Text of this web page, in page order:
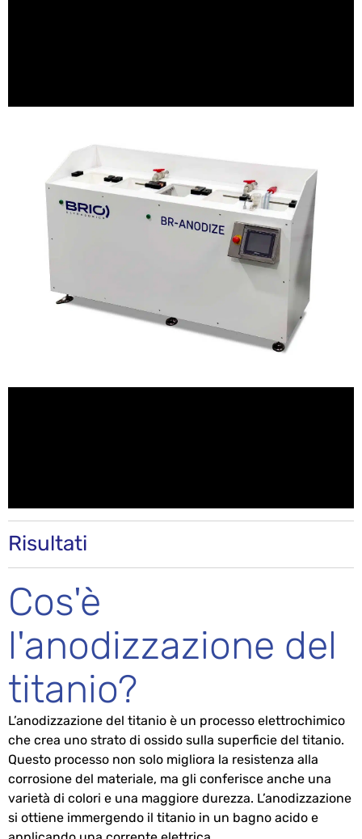
Risultati
Cos'è
l'anodizzazione del
titanio?
L’anodizzazione del titanio è un processo elettrochimico
che crea uno strato di ossido sulla superficie del titanio.
Questo processo non solo migliora la resistenza alla
corrosione del materiale, ma gli conferisce anche una
varietà di colori e una maggiore durezza. L’anodizzazione
si ottiene immergendo il titanio in un bagno acido e